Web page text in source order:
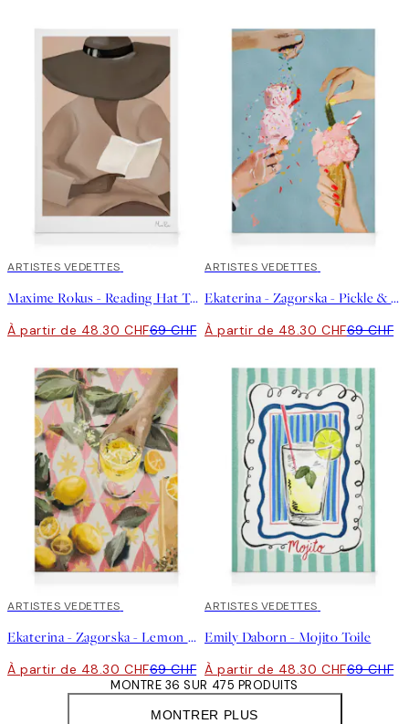
30%*
ARTISTES VEDETTES
Maxime Rokus - Reading Hat Toile
À partir de 48.30 CHF69 CHF
30%*
ARTISTES VEDETTES
Ekaterina - Zagorska - Pickle & Chili Ice Cream Toile
À partir de 48.30 CHF69 CHF
30%*
ARTISTES VEDETTES
Ekaterina - Zagorska - Lemon Cocktail Toile
À partir de 48.30 CHF69 CHF
30%*
ARTISTES VEDETTES
Emily Daborn - Mojito Toile
À partir de 48.30 CHF69 CHF
MONTRER PLUS
MONTRE 36 SUR 475 PRODUITS